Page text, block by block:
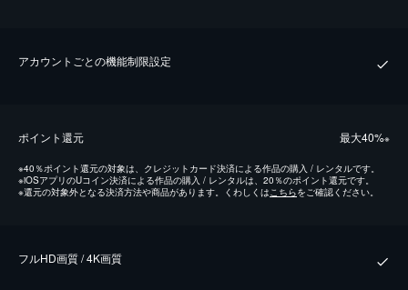
アカウントごとの機能制限設定
ポイント還元 最⼤40%※
※40％ポイント還元の対象は、クレジットカード決済による作品の購入 / レンタルです。
※iOSアプリのUコイン決済による作品の購入 / レンタルは、20％のポイント還元です。
※還元の対象外となる決済方法や商品があります。くわしくはこちらをご確認ください。
フルHD画質 / 4K画質